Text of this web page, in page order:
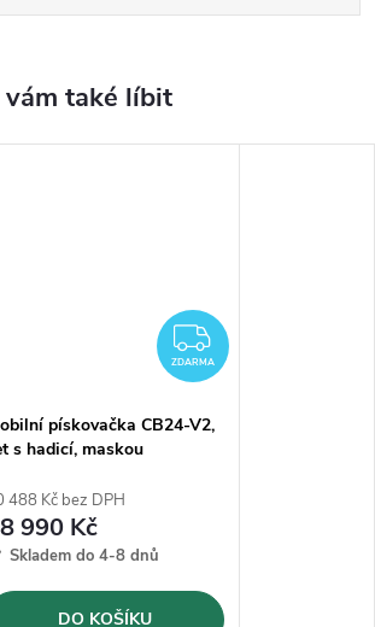
ZDARMA
ZDARMA
pískovačka CB24-V2,
s hadicí, maskou
488 Kč bez DPH
990 Kč
Skladem do 4-8 dnů
DO KOŠÍKU